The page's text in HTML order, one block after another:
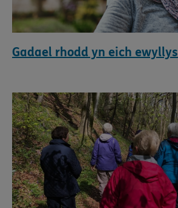
Gadael rhodd yn eich ewyllys